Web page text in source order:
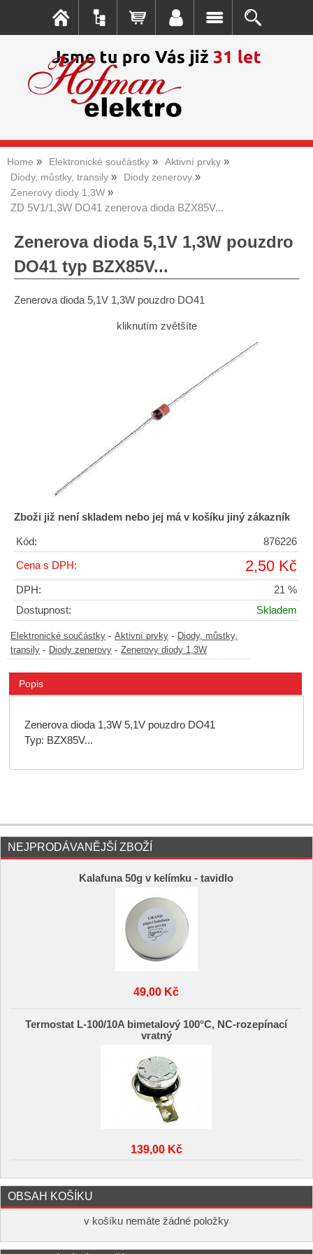
Home Elektronické součástky
Aktivní prvky
Diody, můstky, transily
Diody zenerovy
Zenerovy diody 1,3W
ZD 5V1/1,3W DO41 zenerova dioda BZX85V...
Zenerova dioda 5,1V 1,3W pouzdro
DO41 typ BZX85V...
Zenerova dioda 5,1V 1,3W pouzdro DO41
kliknutím zvětšíte
Zboži již není skladem nebo jej má v košíku jiný zákazník
Kód: 876226
Cena s DPH: 2,50 Kč
DPH:
21 %
Dostupnost:
Skladem
Elektronické součástky - Aktivní prvky - Diody, můstky,
transily - Diody zenerovy - Zenerovy diody 1,3W
Popis
Zenerova dioda 1,3W 5,1V pouzdro DO41
Typ: BZX85V...
NEJPRODÁVANĚJŠÍ ZBOŽÍ
Kalafuna 50g v kelímku - tavidlo
49,00 Kč
Termostat L-100/10A bimetalový 100°C, NC-rozepínací
vratný
139,00 Kč
OBSAH KOŠÍKU
v košíku nemáte žádné položky